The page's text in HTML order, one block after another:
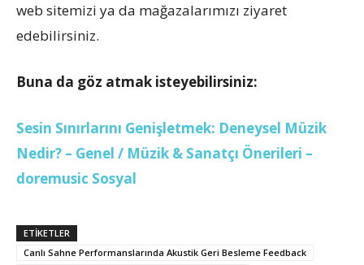
web sitemizi ya da mağazalarımızı ziyaret
edebilirsiniz.
Buna da göz atmak isteyebilirsiniz:
Sesin Sınırlarını Genişletmek: Deneysel Müzik
Nedir? – Genel / Müzik & Sanatçı Önerileri –
doremusic Sosyal
ETİKETLER
Canlı Sahne Performanslarında Akustik Geri Besleme Feedback